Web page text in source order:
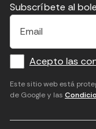
E
f
o
r
m
E
c
a
m
p
H
u
d
'
a
×
Subscríbete al
E
a
i
l
Acepto las
Este sitio web está
de Google y las